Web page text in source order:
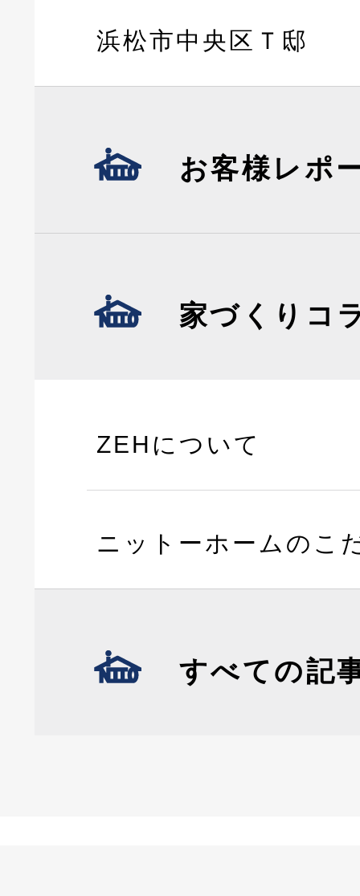
浜松市中央区Ｔ邸
お客様レポ
家づくりコ
ZEHについて
ニットーホームのこ
すべての記